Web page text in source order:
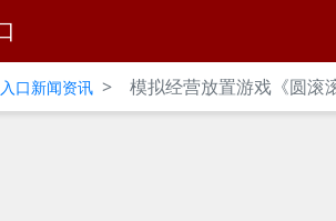
口新闻资讯 > 模拟经营放置游戏《圆滚